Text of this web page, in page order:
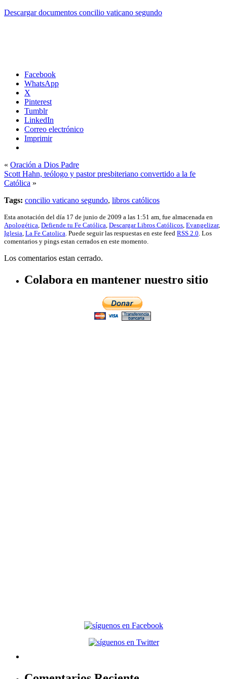
Descargar documentos concilio vaticano segundo
Facebook
WhatsApp
X
Pinterest
Tumblr
LinkedIn
Correo electrónico
Imprimir
« Oración a Dios Padre
Scott Hahn, teólogo y pastor presbiteriano convertido a la fe
Católica »
Tags: concilio vaticano segundo, libros católicos
Esta anotación del día 17 de junio de 2009 a las 1:51 am, fue almacenada en
Apologética Defiende tu Fe Católica Descargar Libros Católicos Evangelizar,
Iglesia La Fe Catolica . Puede seguir las respuestas en este feed RSS 2.0 . Los
comentarios y pings estan cerrados en este momento.
Los comentarios estan cerrado.
Colabora en mantener nuestro sitio